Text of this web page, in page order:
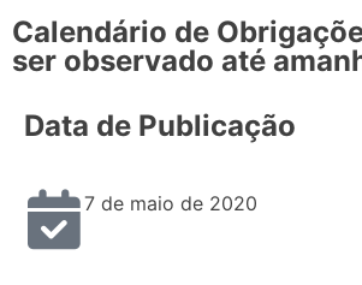
Calendário de
ser observado até
Data de Publicação
7 de maio de 2020